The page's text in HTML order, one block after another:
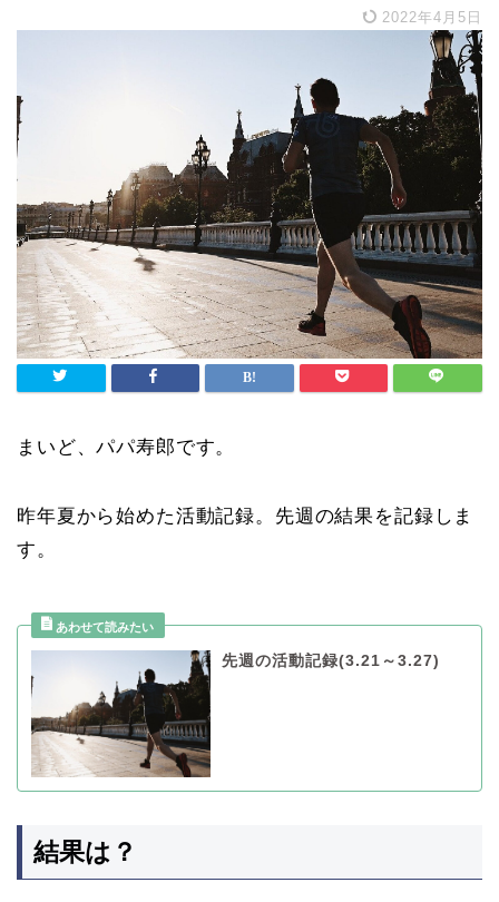
2022年4月5日
まいど、パパ寿郎です。
昨年夏から始めた活動記録。先週の結果を記録しま
す。
先週の活動記録(3.21～3.27)
結果は？